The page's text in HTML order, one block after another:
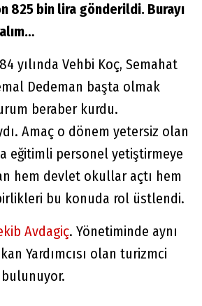
825 bin lira gönderildi. Burayı
yılında Vehbi Koç, Semahat
Dedeman başta olmak
beraber kurdu.
Amaç o dönem yetersiz olan
eğitimli personel yetiştirmeye
hem devlet okullar açtı hem
bu konuda rol üstlendi.
Avdagiç. Yönetiminde aynı
Yardımcısı olan turizmci